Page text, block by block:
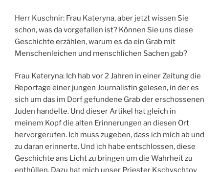
Herr Kuschnir: Frau Kateryna, aber jetzt wissen Sie
schon, was da vorgefallen ist? Können Sie uns diese
Geschichte erzählen, warum es da ein Grab mit
Menschenleichen und menschlichen Sachen gab?
Frau Kateryna: Ich hab vor 2 Jahren in einer Zeitung die
Reportage einer jungen Journalistin gelesen, in der es
sich um das im Dorf gefundene Grab der erschossenen
Juden handelte. Und dieser Artikel hat gleich in
meinem Kopf die alten Erinnerungen an diesen Ort
hervorgerufen. Ich muss zugeben, dass ich mich ab und
zu daran erinnerte. Und ich habe entschlossen, diese
Geschichte ans Licht zu bringen um die Wahrheit zu
enthüllen. Dazu hat mich unser Priester Kschyschtov